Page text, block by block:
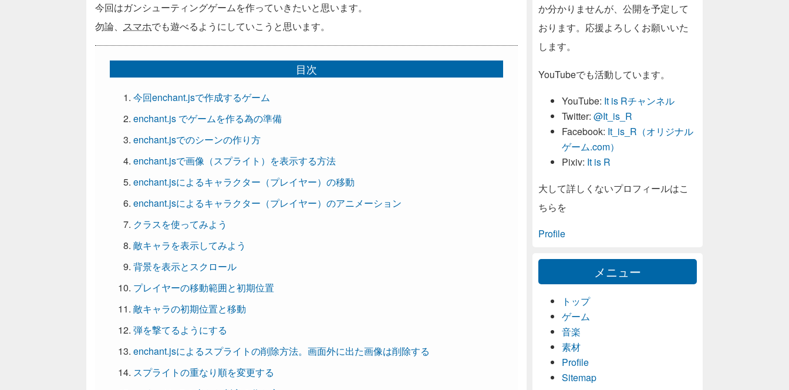
今回はガンシューティングゲームを作っていきたいと思います。
勿論、 スマホでも遊べるようにしていこうと思います。
目次
今回enchant.jsで作成するゲーム
enchant.js でゲームを作る為の準備
enchant.jsでのシーンの作り方
enchant.jsで画像（スプライト）を表示する方法
enchant.jsによるキャラクター（プレイヤー）の移動
enchant.jsによるキャラクター（プレイヤー）のアニメーション
クラスを使ってみよう
敵キャラを表示してみよう
背景を表示とスクロール
プレイヤーの移動範囲と初期位置
敵キャラの初期位置と移動
弾を撃てるようにする
enchant.jsによるスプライトの削除方法。画面外に出た画像は削除する
スプライトの重なり順を変更する
か分かりませんが、公開を予定して
おります。応援よろしくお願いいた
します。
YouTubeでも活動しています。
YouTube: It is Rチャンネル
Twitter: @It_is_R
Facebook: It_is_R（オリジナル
ゲーム.com）
Pixiv: It is R
大して詳しくないプロフィールはこ
ちらを
Profile
メニュー
トップ
ゲーム
音楽
素材
Profile
Sitemap